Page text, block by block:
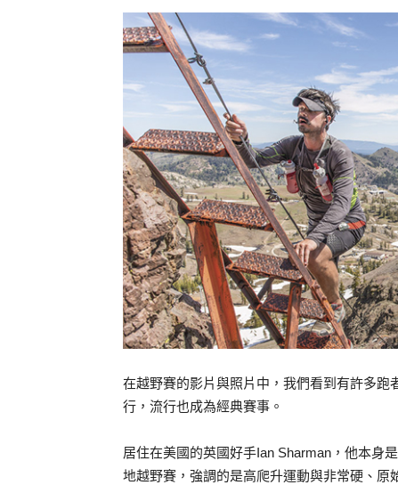
在越野賽的影片與照片中，我們看到有許多
行，流行也成為經典賽事。
居住在美國的英國好手Ian Sharman，他本身
地越野賽，強調的是高爬升運動與非常硬、